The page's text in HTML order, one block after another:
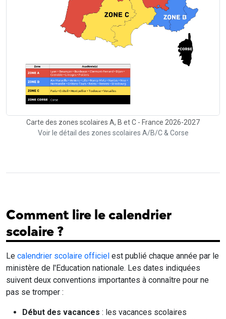
Carte des zones scolaires A, B et C - France 2026-2027
Voir le détail des zones scolaires A/B/C & Corse
Comment lire le calendrier
scolaire ?
Le calendrier scolaire officiel est publié chaque année par le
ministère de l'Education nationale. Les dates indiquées
suivent deux conventions importantes à connaître pour ne
pas se tromper :
Début des vacances : les vacances scolaires